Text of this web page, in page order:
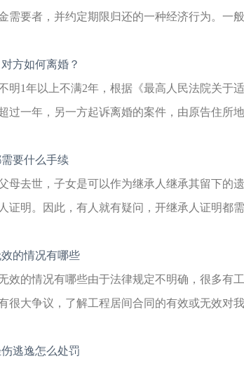
需要者，并约定期限归还的一种经济行为。一
方如何离婚？
明1年以上不满2年，根据《最高人民法院关于
过一年，另一方起诉离婚的案件，由原告住所
要什么手续
母去世，子女是可以作为继承人继承其留下的
证明。因此，有人就有疑问，开继承人证明都
的情况有哪些
效的情况有哪些由于法律规定不明确，很多有
很大争议，了解工程居间合同的有效或无效对
逃逸怎么处罚